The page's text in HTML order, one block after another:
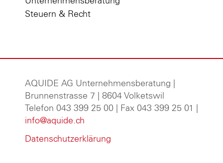
Steuern & Recht
AQUIDE AG Unternehmensberatung
Brunnenstrasse 7 | 8604 Volketswil
Telefon 043 399 25 00 | Fax 043 399 25 01 |
info@aquide.ch
Datenschutzerklärung